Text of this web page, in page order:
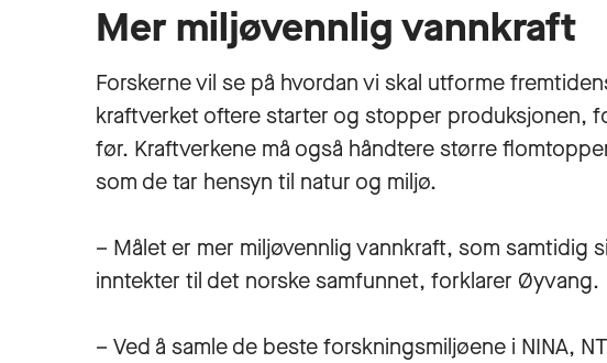
Mer miljøvennlig vannkraft
Forskerne vil se på hvordan vi skal utforme
kraftverket oftere starter og stopper produksjonen,
før. Kraftverkene må også håndtere større
som de tar hensyn til natur og miljø.
– Målet er mer miljøvennlig vannkraft, som samtidig
inntekter til det norske samfunnet, forklarer Øyvang.
– Ved å samle de beste forskningsmiljøene i NINA,